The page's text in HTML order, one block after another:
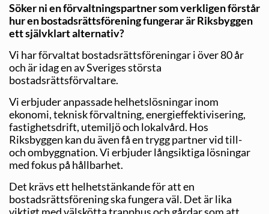
Söker ni en förvaltningspartner som verkligen förstår
hur en bostadsrättsförening fungerar är Riksbyggen
ett självklart alternativ?
Vi har förvaltat bostadsrättsföreningar i över 80 år
och är idag en av Sveriges största
bostadsrättsförvaltare.
Vi erbjuder anpassade helhetslösningar inom
ekonomi, teknisk förvaltning, energieffektivisering,
fastighetsdrift, utemiljö och lokalvård. Hos
Riksbyggen kan du även få en trygg partner vid till-
och ombyggnation. Vi erbjuder långsiktiga lösningar
med fokus på hållbarhet.
Det krävs ett helhetstänkande för att en
bostadsrättsförening ska fungera väl. Det är lika